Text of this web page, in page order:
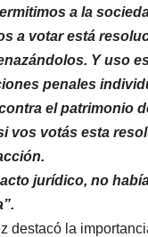
a la
a votar está
Y uso
penales
el patrimonio
vos votás esta
jurídico, no
destacó la